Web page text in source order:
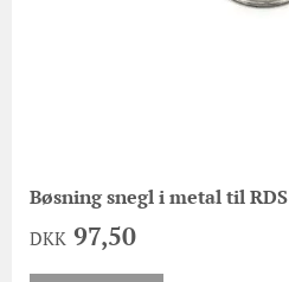
Bøsning snegl i metal til RDS
DKK 97,50